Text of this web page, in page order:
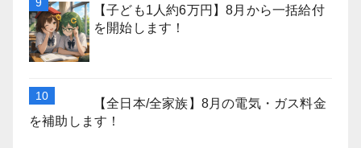
【子ども1人約6万円】8月から一括給付
を開始します！
【全日本/全家族】8月の電気・ガス料金
を補助します！